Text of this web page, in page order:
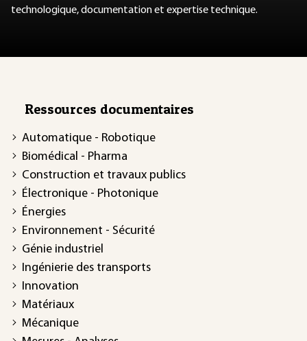
technologique, documentation et expertise technique.
Ressources documentaires
Automatique - Robotique
Biomédical - Pharma
Construction et travaux publics
Électronique - Photonique
Énergies
Environnement - Sécurité
Génie industriel
Ingénierie des transports
Innovation
Matériaux
Mécanique